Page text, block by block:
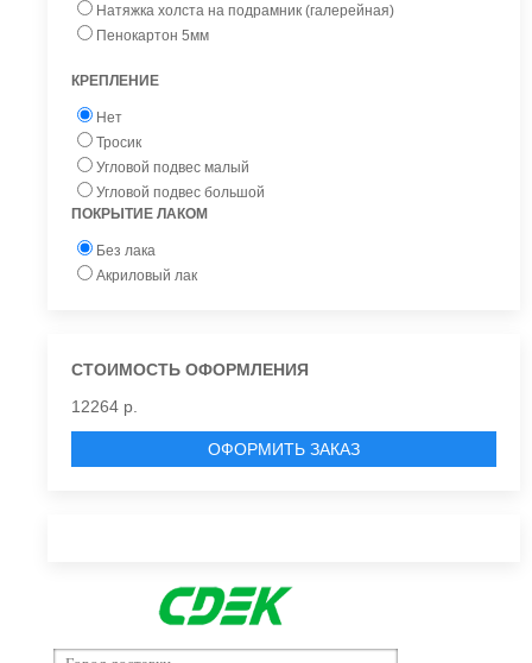
Натяжка холста на подрамник (галерейная)
Пенокартон 5мм
КРЕПЛЕНИЕ
Нет
Тросик
Угловой подвес малый
Угловой подвес большой
ПОКРЫТИЕ ЛАКОМ
Без лака
Акриловый лак
СТОИМОСТЬ ОФОРМЛЕНИЯ
12264 р.
ОФОРМИТЬ ЗАКАЗ